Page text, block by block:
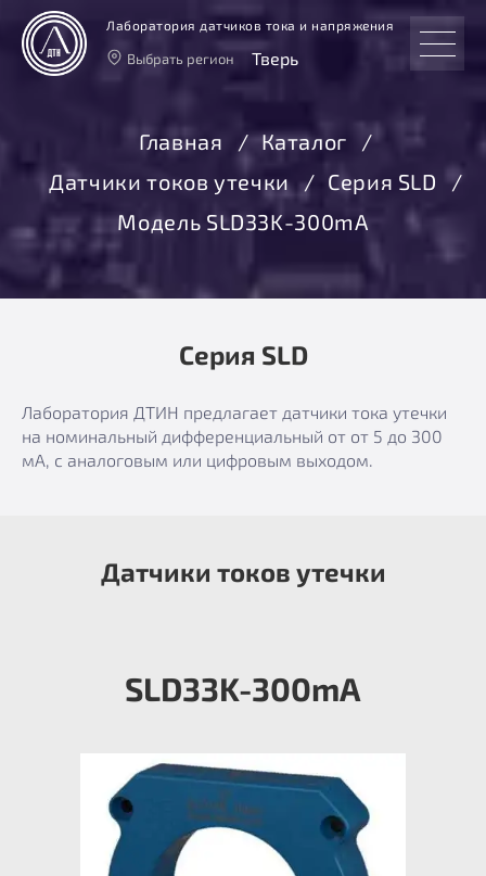
Лаборатория датчиков тока и напряжения
Выбрать регион Тверь
Москва
Санкт-Петербург
Екатеринбург
Главная
Каталог
Датчики токов утечки
Серия SLD
Модель SLD33K-300mА
Серия SLD
Лаборатория ДТИН предлагает датчики тока утечки
на номинальный дифференциальный от от 5 до 300
мА, с аналоговым или цифровым выходом.
Датчики токов утечки
SLD33K-300mА